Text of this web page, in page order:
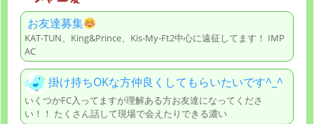
お友達募集
KAT-TUN、King&Prince、Kis-My-Ft2中心に遠征してます！ IMP
AC
掛け持ちOKな方仲良くしてもらいたいです^_^
いくつかFC入ってますが理解ある方お友達になってくださ
い！！ たくさん話して現場で会えたりできる濃い